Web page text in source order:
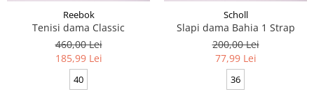
Reebok
Tenisi dama Classic
460,00 Lei
185,99 Lei
40
Scholl
Slapi dama Bahia 1 Strap
200,00 Lei
77,99 Lei
36